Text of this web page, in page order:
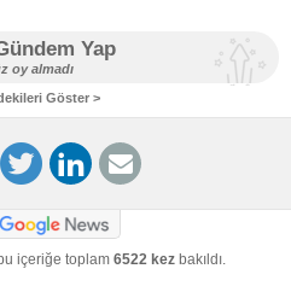
Yap
oy almadı
Göster >
içeriğe toplam 6522 kez bakıldı.